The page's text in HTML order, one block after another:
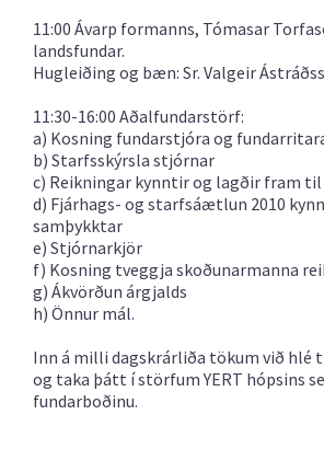
11:00 Ávarp formanns, Tómasar
landsfundar.
Hugleiðing og bæn: Sr. Valgeir
11:30-16:00 Aðalfundarstörf:
a) Kosning fundarstjóra og
b) Starfsskýrsla stjórnar
c) Reikningar kynntir og lagðir fram
d) Fjárhags- og starfsáætlun 2010
samþykktar
e) Stjórnarkjör
f) Kosning tveggja skoðunarmanna
g) Ákvörðun árgjalds
h) Önnur mál.
Inn á milli dagskrárliða tökum við hlé
og taka þátt í störfum YERT hópsins
fundarboðinu.